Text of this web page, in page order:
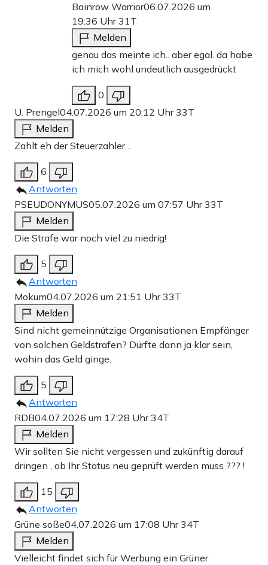
Bainrow Warrior06.07.2026 um
19:36 Uhr31T
Melden
genau das meinte ich.. aber egal. da habe
ich mich wohl undeutlich ausgedrückt
0
U. Prengel04.07.2026 um 20:12 Uhr33T
Melden
Zahlt eh der Steuerzahler…
6
Antworten
PSEUDONYMUS05.07.2026 um 07:57 Uhr33T
Melden
Die Strafe war noch viel zu niedrig!
5
Antworten
Mokum04.07.2026 um 21:51 Uhr33T
Melden
Sind nicht gemeinnützige Organisationen Empfänger
von solchen Geldstrafen? Dürfte dann ja klar sein,
wohin das Geld ginge.
5
Antworten
RDB04.07.2026 um 17:28 Uhr34T
Melden
Wir sollten Sie nicht vergessen und zukünftig darauf
dringen , ob Ihr Status neu geprüft werden muss ??? !
15
Antworten
Grüne soße04.07.2026 um 17:08 Uhr34T
Melden
Vielleicht findet sich für Werbung ein Grüner